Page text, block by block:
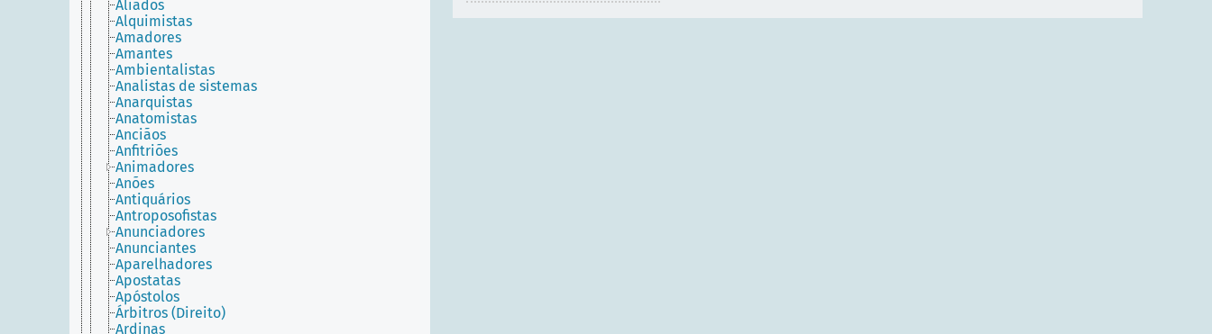
Aliados
Alquimistas
Amadores
Amantes
Ambientalistas
Analistas de sistemas
Anarquistas
Anatomistas
Anciãos
Anfitriões
Animadores
Anões
Antiquários
Antroposofistas
Anunciadores
Anunciantes
Aparelhadores
Apostatas
Apóstolos
Árbitros (Direito)
Ardinas